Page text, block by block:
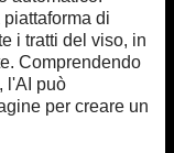
di
i tratti del viso, in
Comprendendo
l'AI può
per creare un